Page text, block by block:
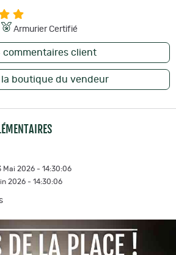
Armurier Certifié
commentaires client
boutique du vendeur
Mai 2026 - 14:30:06
2026 - 14:30:06